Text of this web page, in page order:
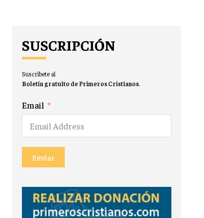
SUSCRIPCIÓN
Suscríbete al
Boletín gratuito de Primeros Cristianos.
Email
Enviar